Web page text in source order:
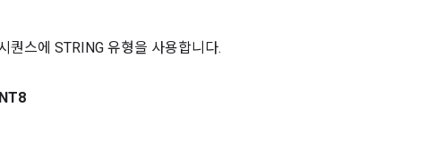
퀀스에 STRING 유형을 사용합니다.